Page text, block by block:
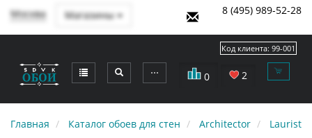
Москва Магазины 8 (495) 989-52-28
⋯ 0 2
Код клиента: 99-001
Главная Каталог обоев для стен Architector